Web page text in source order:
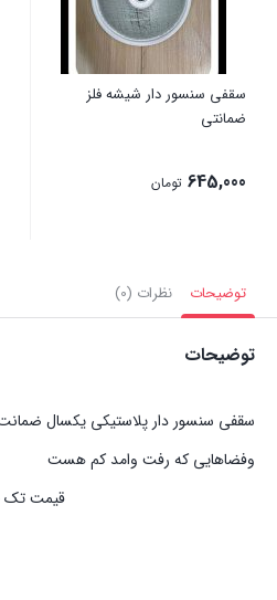
سقفی سنسور دار شیشه فلز
ضمانتی
645,000 تومان
توضیحات نظرات (0)
توضیحات
سقفی سنسور دار پلاستیکی یکسال ضمانت
وفضاهایی که
قیمت تک
قیمت